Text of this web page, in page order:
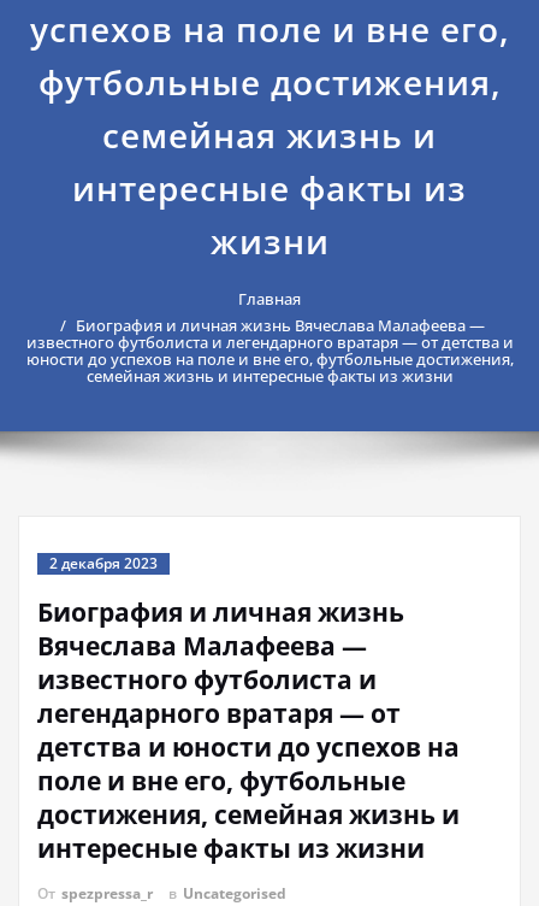
успехов на поле и вне его,
футбольные достижения,
семейная жизнь и
интересные факты из
жизни
Главная
Биография и личная жизнь Вячеслава Малафеева —
известного футболиста и легендарного вратаря — от детства и
юности до успехов на поле и вне его, футбольные достижения,
семейная жизнь и интересные факты из жизни
2 декабря 2023
Биография и личная жизнь
Вячеслава Малафеева —
известного футболиста и
легендарного вратаря — от
детства и юности до успехов на
поле и вне его, футбольные
достижения, семейная жизнь и
интересные факты из жизни
От spezpressa_r в Uncategorised